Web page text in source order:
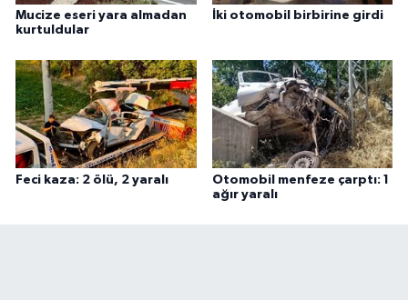
Mucize eseri yara almadan
kurtuldular
İki otomobil birbirine girdi
Feci kaza: 2 ölü, 2 yaralı
Otomobil menfeze çarptı: 1
ağır yaralı